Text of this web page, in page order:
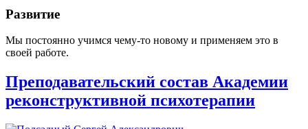
Развитие
Мы постоянно учимся чему-то новому и применяем это в
своей работе.
Преподавательский состав Академии
реконструктивной психотерапии